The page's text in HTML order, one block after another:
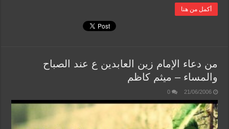
أكمل من هنا
من دعاء الإمام زين العابدين ع عند الصباح
والمساء – ميثم كاظم
21/06/2006
0